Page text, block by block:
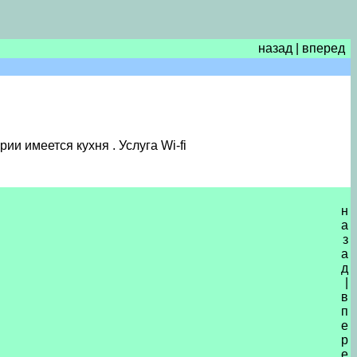
назад вперед
имеется кухня . Услуга Wi-fi
н
а
з
а
д
в
п
е
р
е